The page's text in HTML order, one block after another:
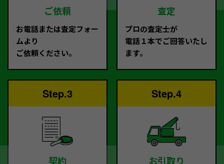
ご依頼
お電話または査定フォー
ムより
ご依頼ください。
査定
プロの査定士が
電話１本でご回答いたし
ます。
Step.3
契約
Step.4
お引取り